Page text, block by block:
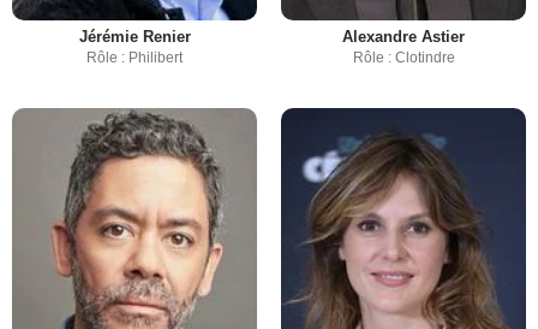
Jérémie Renier
Rôle : Philibert
Alexandre Astier
Rôle : Clotindre